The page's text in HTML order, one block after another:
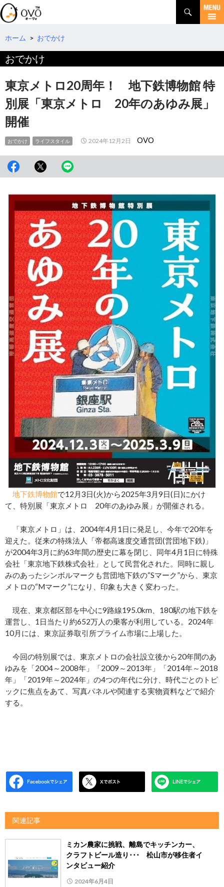
検
索
コ
テ
ツ
へ
移
動
ホーム > おでかけ
おでかけ
東京メトロ20周年！ 地下鉄博物館 特
別展「東京メトロ 20年のあゆみ展」
開催
おでかけ ライフスタイル 2024年12月2日 OVO
地下鉄博物館で12月3日(火)から2025年3月9日(日)にかけ
て、特別展「東京メトロ 20年のあゆみ展」が開催される。
「東京メトロ」は、2004年4月1日に発足し、今年で20年を
迎えた。従来の特殊法人「帝都高速度交通営団(営団地下鉄)」
が2004年3月に約63年間の歴史に幕を閉じ、同年4月1日に特殊
会社「東京地下鉄株式会社」として民営化された。同時に親し
みのあったシンボルマークも営団地下鉄の“Sマーク”から、東京
メトロの“Mマーク”になり、印象も大きく変わった。
現在、東京都区部を中心に9路線195.0km、180駅の地下鉄を
運営し、1日当たり約652万人の乗客が利用している。2024年
10月には、東京証券取引所プライム市場に上場した。
今回の特別展では、東京メトロの会社設立後から20年間のあ
ゆみを「2004～2008年」「2009～2013年」「2014年～2018
年」「2019年～2024年」の4つの年代に分け、時代ごとのトピ
ックに焦点をあて、写真パネルや関連する実物資料などで紹介
する。
関連記事
ミカン農家に挑戦、離島でキッチンカー、
クラフトビール造り･･･ 松山市が移住者イ
ンタビュー紹介
2024年6月4日